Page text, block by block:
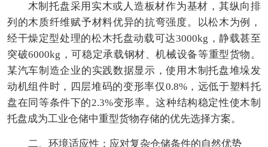
木制托盘采用实木或人造板材作为基材，其纵向排
列的木质纤维赋予材料优异的抗弯强度。以松木为例，
经干燥定型处理的松木托盘动载可达3000kg，静载甚至
突破6000kg，可稳定承载钢材、机械设备等重型货物。
某汽车制造企业的实践数据显示，使用木制托盘堆垛发
动机组件时，四层堆码的变形率仅0.8%，远低于塑料托
盘在同等条件下的2.3%变形率。这种结构稳定性使木制
托盘成为工业仓储中重型货物存储的优先选择方案。
二、环境适应性：应对复杂仓储条件的自然优势